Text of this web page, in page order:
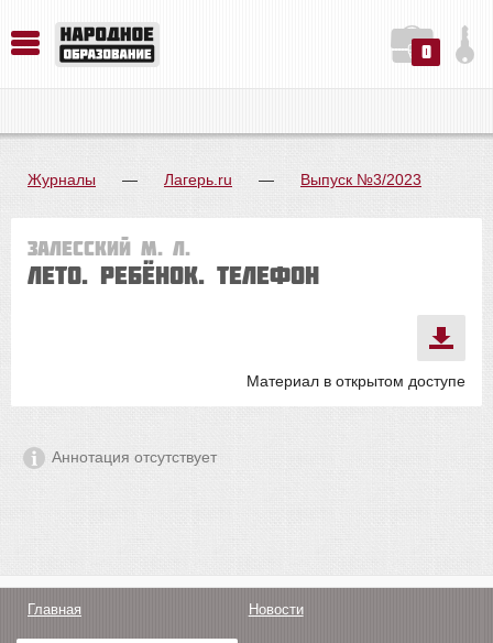
0
Журналы — Лагерь.ru — Выпуск №3/2023
Залесский М. Л.
Лето. Ребёнок. Телефон
Материал в открытом доступе
Аннотация отсутствует
Главная Новости